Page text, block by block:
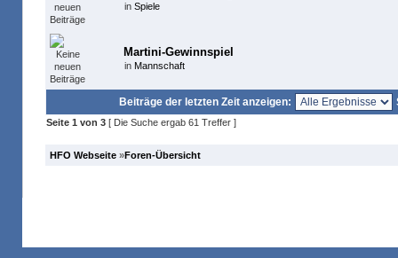
in Spiele
Martini-Gewinnspiel
in Mannschaft
Beiträge der letzten Zeit anzeigen:
Seite 1 von 3 [ Die Suche ergab 61 Treffer ]
HFO Webseite »Foren-Übersicht